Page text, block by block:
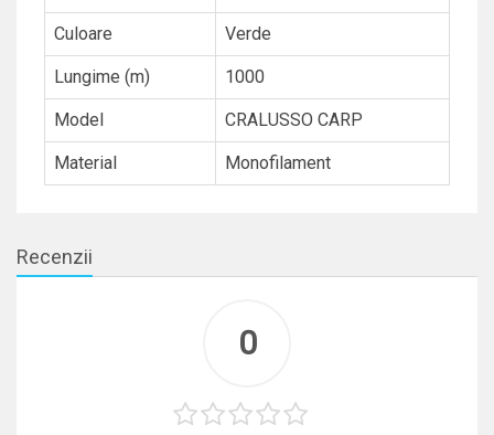
Culoare Verde
Lungime (m) 1000
Model CRALUSSO CARP
Material Monofilament
Recenzii
0